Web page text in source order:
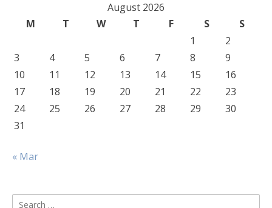
August 2026
M
T W T F S
S
1
2
3
4 5 6 7 8
9
10
11 12 13 14 15
16
17
18 19 20 21 22
23
24
25 26 27 28 29
30
31
« Mar
Search